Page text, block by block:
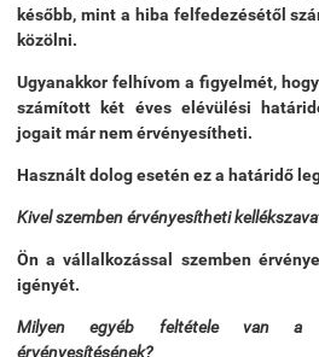
később, mint a hiba felfedezésétől
közölni.
Ugyanakkor felhívom a figyelmét,
számított két éves elévülési
jogait már nem érvényesítheti.
Használt dolog esetén ez a határidő
Kivel szemben érvényesítheti
Ön a vállalkozással szemben
igényét.
Milyen egyéb feltétele van a
érvényesítésének?